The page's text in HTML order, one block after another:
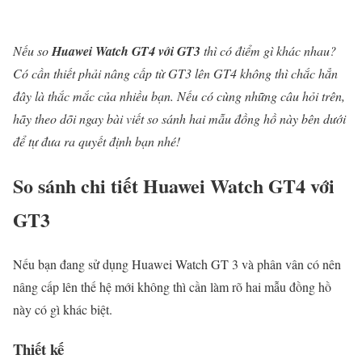
Nếu soHuawei Watch GT4 với GT3 thì có điểm gì khác nhau?
Có cần thiết phải nâng cấp từ GT3 lên GT4 không thì chắc hẳn
đây là thắc mắc của nhiều bạn. Nếu có cùng những câu hỏi trên,
hãy theo dõi ngay bài viết so sánh hai mẫu đồng hồ này bên dưới
để tự đưa ra quyết định bạn nhé!
So sánh chi tiết Huawei Watch GT4 với
GT3
Nếu bạn đang sử dụng Huawei Watch GT 3 và phân vân có nên
nâng cấp lên thế hệ mới không thì cần làm rõ hai mẫu đồng hồ
này có gì khác biệt.
Thiết kế